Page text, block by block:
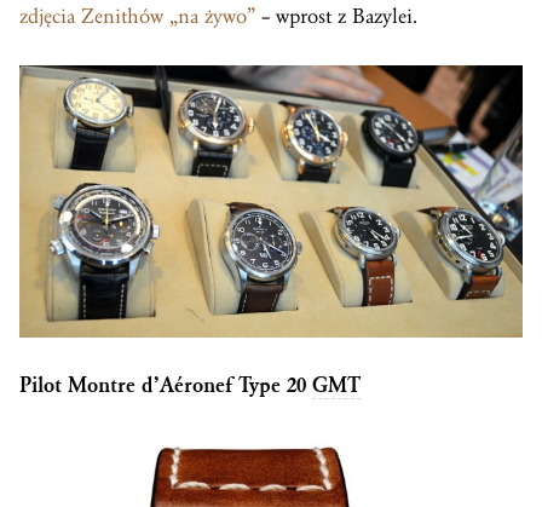
zdjęcia Zenithów „na żywo” – wprost z Bazylei.
Pilot Montre d’Aéronef Type 20 GMT